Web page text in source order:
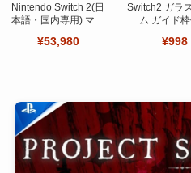
Nintendo Switch 2(日
本語・国内専用) マリ
ット
¥53,980
Switch2 ガラ
ム ガイド
ット 日本旭硝
¥998